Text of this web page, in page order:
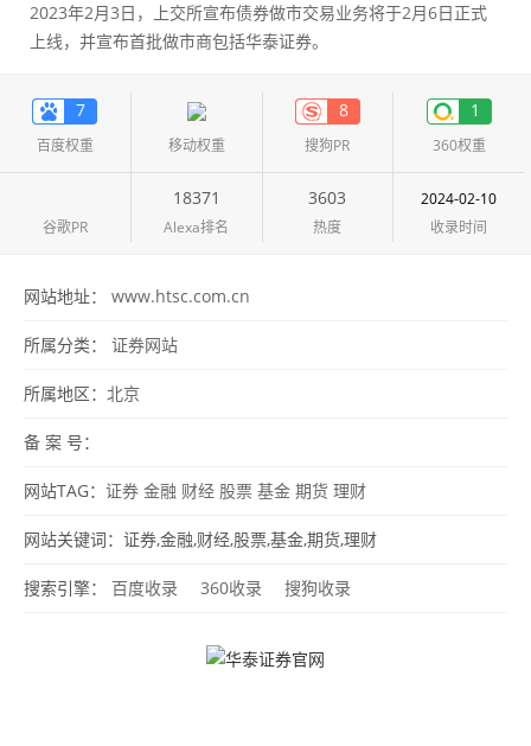
2023年2月3日，上交所宣布债券做市交易业务将于2月6日正式
上线，并宣布首批做市商包括华泰证券。
7
百度权重 移动权重
8
搜狗PR
1
360权重
谷歌PR
18371
Alexa排名
3603
热度
2024-02-10
收录时间
网站地址： www.htsc.com.cn
所属分类： 证券网站
所属地区： 北京
备 案 号：
网站TAG： 证券 金融 财经 股票 基金 期货 理财
网站关键词：证券,金融,财经,股票,基金,期货,理财
搜索引擎： 百度收录 360收录 搜狗收录